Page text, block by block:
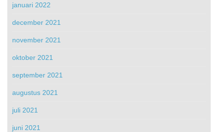
januari 2022
december 2021
november 2021
oktober 2021
september 2021
augustus 2021
juli 2021
juni 2021